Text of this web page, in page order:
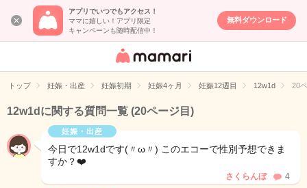
アプリでいつでもアクセス！
ママに嬉しい！アプリ限定
キャンペーンも随時配信中！
無料ダウンロード
女性専用匿名QA
イト
トップ 妊娠・出産 妊娠初期 妊娠4ヶ月 妊娠12週目 12w1d 20
12w1dに関する質問一覧 (20ページ目)
妊娠・出産
今日で12w1dです(〃ω〃) このエコーで性別予想できま
すか？❤️
さくらんぼ 4